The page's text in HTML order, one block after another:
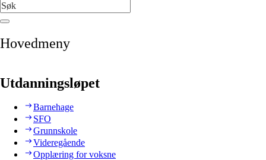
Hovedmeny
Utdanningsløpet
Barnehage
SFO
Grunnskole
Videregående
Opplæring for voksne